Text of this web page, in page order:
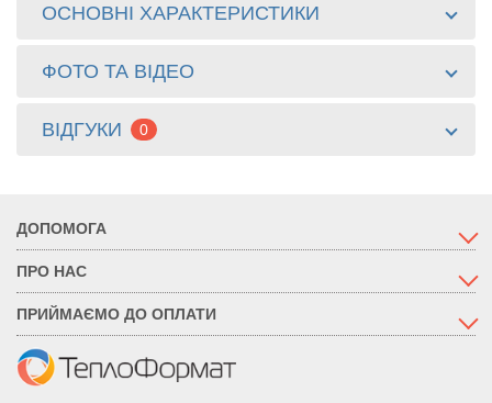
ОСНОВНІ ХАРАКТЕРИСТИКИ
ФОТО ТА ВІДЕО
ВІДГУКИ 0
ДОПОМОГА
ПРО НАС
ПРИЙМАЄМО ДО ОПЛАТИ